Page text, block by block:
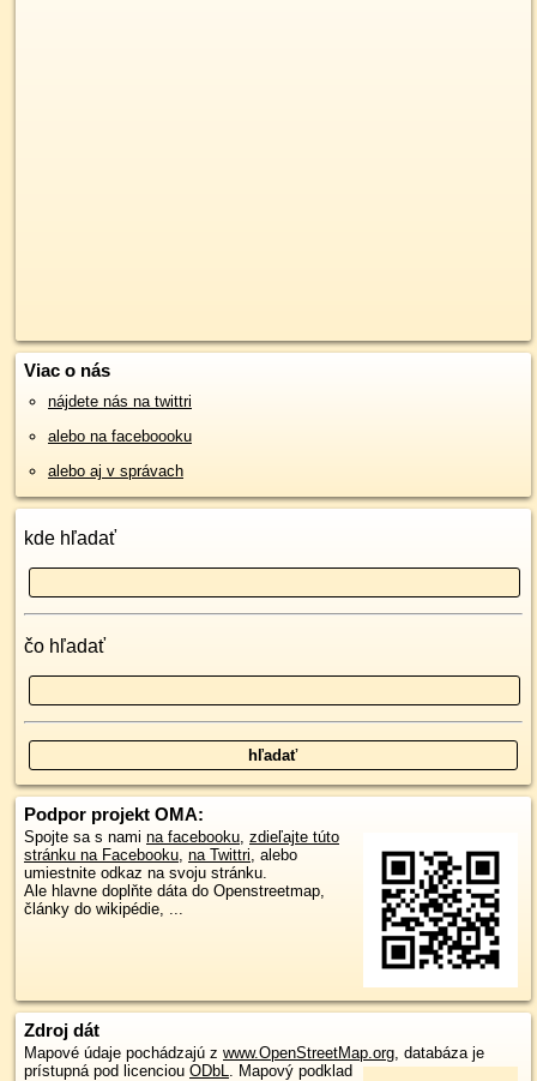
Viac o nás
nájdete nás na twittri
alebo na faceboooku
alebo aj v správach
kde hľadať
čo hľadať
Podpor projekt OMA:
Spojte sa s nami na facebooku zdieľajte túto
stránku na Facebooku na Twittri , alebo
umiestnite odkaz na svoju stránku.
Ale hlavne doplňte dáta do Openstreetmap,
články do wikipédie, ...
Zdroj dát
Mapové údaje pochádzajú z www.OpenStreetMap.org , databáza je
prístupná pod licenciou ODbL
Mapový podklad